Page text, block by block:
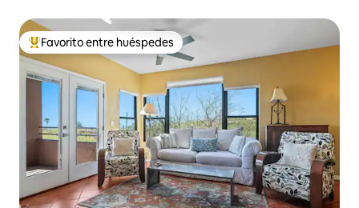
Favorito entre los huéspedes más destacados
Favorito entre huéspedes